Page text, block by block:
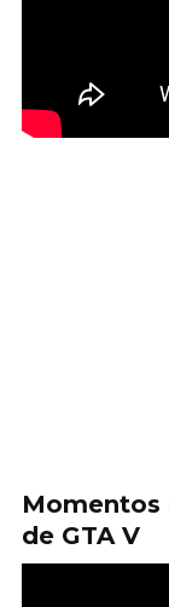
Momentos
de GTA V